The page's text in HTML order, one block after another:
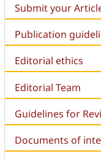
Submit your
Publication
Editorial ethics
Editorial Team
Guidelines for
Documents of